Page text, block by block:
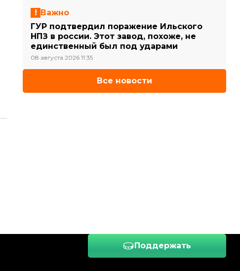
Важно
ГУР подтвердил поражение Ильского
НПЗ в россии. Этот завод, похоже, не
единственный был под ударами
08 августа 2026 11:35
Все новости
Поддержать